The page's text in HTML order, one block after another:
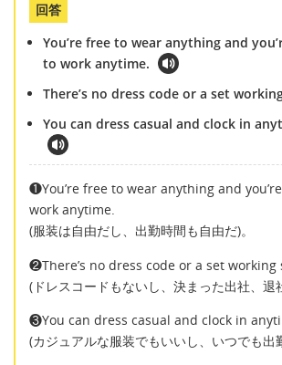
回答
You’re free to wear anything and
to work anytime.
There’s no dress code or a set
You can dress casual and clock in
❶You’re free to wear anything and
work anytime.
(服装は自由だし、出勤時間も自由だ)。
❷There’s no dress code or a set working
(ドレスコードもないし、決まった出社、退
❸You can dress casual and clock in
(カジュアルな服装でもいいし、いつでも出